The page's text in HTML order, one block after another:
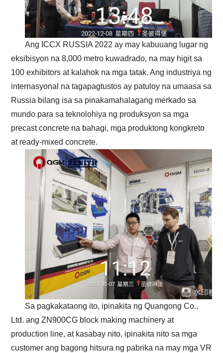
Ang ICCX RUSSIA 2022 ay may kabuuang lugar ng
eksibisyon na 8,000 metro kuwadrado, na may higit sa
100 exhibitors at kalahok na mga tatak. Ang industriya ng
internasyonal na tagapagtustos ay patuloy na umaasa sa
Russia bilang isa sa pinakamahalagang merkado sa
mundo para sa teknolohiya ng produksyon sa mga
precast concrete na bahagi, mga produktong kongkreto
at ready-mixed concrete.
Sa pagkakataong ito, ipinakita ng Quangong Co.,
Ltd. ang ZN900CG block making machinery at
production line, at kasabay nito, ipinakita nito sa mga
customer ang bagong hitsura ng pabrika na may mga VR